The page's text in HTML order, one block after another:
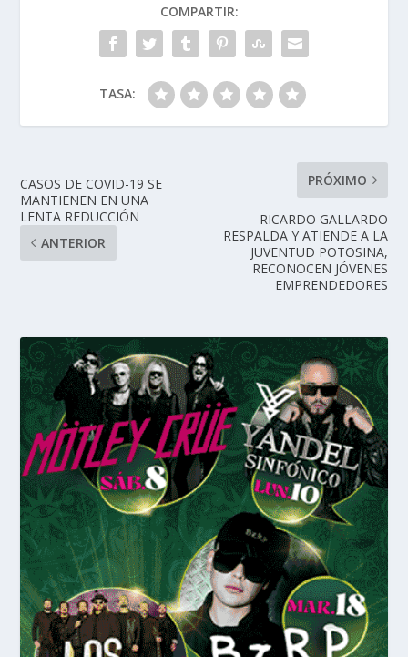
COMPARTIR:
TASA:
CASOS DE COVID-19 SE
MANTIENEN EN UNA
LENTA REDUCCIÓN
ANTERIOR
PRÓXIMO
RICARDO GALLARDO
RESPALDA Y ATIENDE A LA
JUVENTUD POTOSINA,
RECONOCEN JÓVENES
EMPRENDEDORES